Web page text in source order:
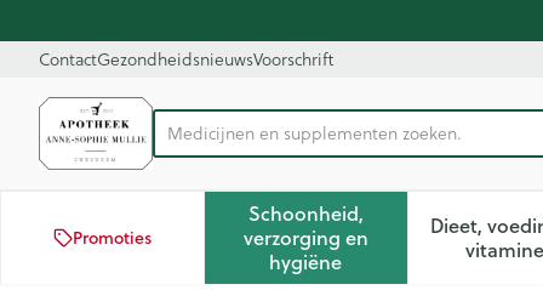
ContactGezondheidsnieuwsVoorschrift
Product, merk, categorie...
Promoties
Schoonheid,
verzorging en
hygiëneToon submenu voor
Dieet,